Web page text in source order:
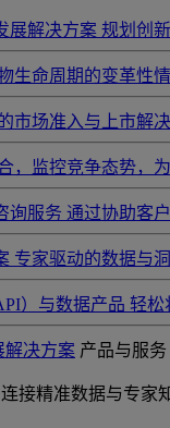
展解决方案 规划创
生命周期的变革性
市场准入与上市解
，监控竞争态势，
询服务 通过协助客
专家驱动的数据与
）与数据产品 轻松
解决方案 产品与服务
接精准数据与专家